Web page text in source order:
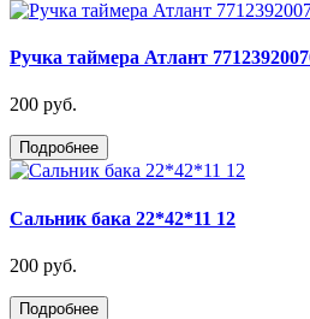
Ручка таймера Атлант
200 руб.
Подробнее
Сальник бака 22*42*11 12
200 руб.
Подробнее